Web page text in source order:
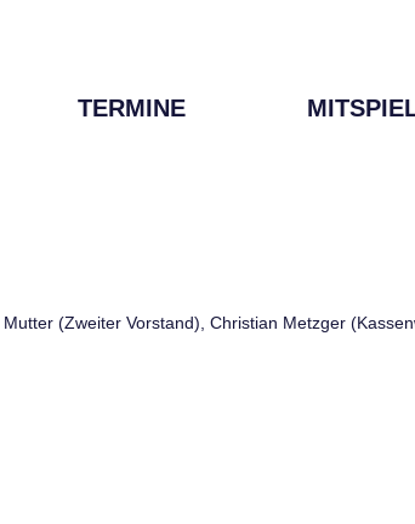
TERMINE
(Zweiter Vorstand), Christian Metzger